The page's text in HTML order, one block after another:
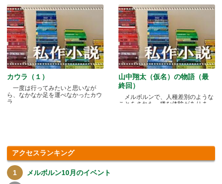
カウラ（１）
一度は行ってみたいと思いなが
ら、なかなか足を運べなかったカウ
ラ.....
山中翔太（仮名）の物語（最
終回）
メルボルンで、人種差別のような
ことをされた、嫌な体験がありま
アクセスランキング
メルボルン10月のイベント